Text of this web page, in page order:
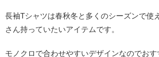
長袖Tシャツは春秋冬と多くのシーズンで使
さん持っていたいアイテムです。
モノクロで合わせやすいデザインなのでお